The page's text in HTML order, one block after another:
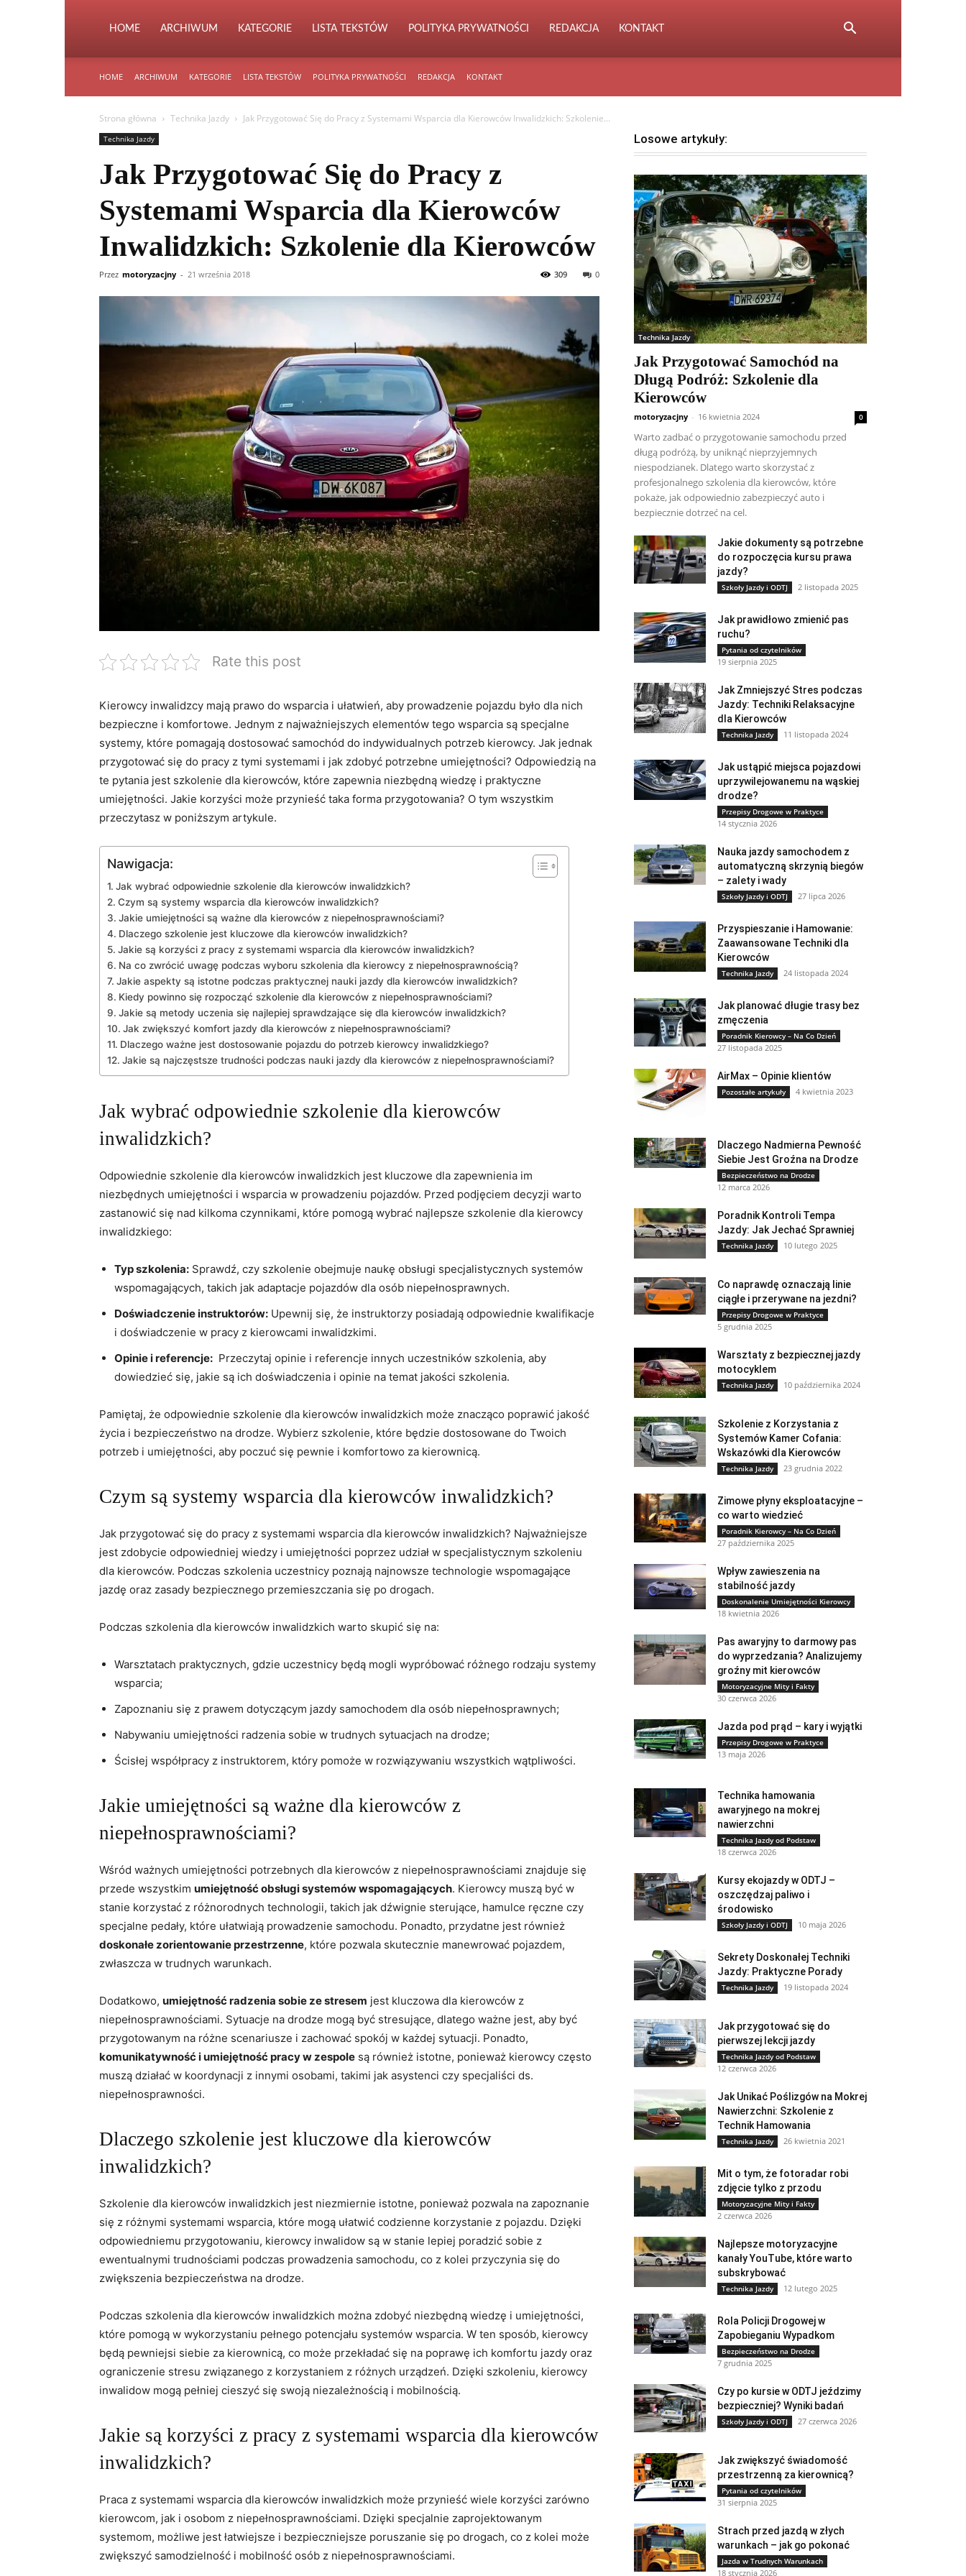
HOME ARCHIWUM KATEGORIE LISTA TEKSTÓW POLITYKA PRYWATNOŚCI REDAKCJA KONTAKT
HOME ARCHIWUM KATEGORIE LISTA TEKSTÓW POLITYKA PRYWATNOŚCI REDAKCJA KONTAKT
Strona główna Technika Jazdy Jak Przygotować Się do Pracy z Systemami Wsparcia dla Kierowców Inwalidzkich: Szkolenie...
Technika Jazdy
Jak Przygotować Się do Pracy z
Systemami Wsparcia dla Kierowców
Inwalidzkich: Szkolenie dla Kierowców
Przez motoryzacjny - 21 września 2018 0
309
Rate this post
Kierowcy inwalidzcy ⁤mają prawo do wsparcia i ułatwień, aby prowadzenie pojazdu było dla nich⁤
bezpieczne i komfortowe. Jednym z najważniejszych ​elementów tego wsparcia są specjalne
systemy, które ⁤pomagają dostosować samochód do indywidualnych ‍potrzeb kierowcy. Jak jednak
przygotować‍ się do pracy z tymi systemami i jak zdobyć potrzebne ⁤umiejętności? Odpowiedzią na
te ‍pytania ‌jest szkolenie ⁤dla kierowców, które zapewnia niezbędną ​wiedzę i praktyczne
‌umiejętności. Jakie korzyści może przynieść taka forma​ przygotowania?⁣ O tym wszystkim
przeczytasz w​ poniższym artykule.
Nawigacja:
Jak wybrać ‌odpowiednie szkolenie ​dla kierowców inwalidzkich?
Czym są systemy⁢ wsparcia dla kierowców inwalidzkich?
Jakie umiejętności są ważne dla kierowców z niepełnosprawnościami?
Dlaczego szkolenie jest kluczowe‌ dla kierowców inwalidzkich?
Jakie są korzyści z ​pracy z systemami wsparcia dla kierowców inwalidzkich?
Na ​co zwrócić uwagę podczas ⁤wyboru szkolenia dla kierowcy z niepełnosprawnością?
Jakie aspekty ⁤są istotne podczas ⁣praktycznej nauki jazdy​ dla kierowców inwalidzkich?
Kiedy powinno się ⁤rozpocząć szkolenie dla ⁤kierowców z ​niepełnosprawnościami?
Jakie są metody ⁤uczenia się najlepiej sprawdzające się dla kierowców inwalidzkich?
Jak zwiększyć komfort jazdy ​dla kierowców z‍ niepełnosprawnościami?
Dlaczego ważne jest dostosowanie‍ pojazdu do​ potrzeb kierowcy inwalidzkiego?
Jakie⁤ są najczęstsze trudności podczas nauki jazdy dla kierowców z niepełnosprawnościami?
Jak wybrać ‌odpowiednie szkolenie ​dla kierowców
inwalidzkich?
Odpowiednie ​szkolenie dla kierowców inwalidzkich jest kluczowe dla zapewnienia im
niezbędnych umiejętności i wsparcia ‍w prowadzeniu‌ pojazdów. Przed podjęciem decyzji warto
zastanowić się nad kilkoma ‍czynnikami,⁣ które pomogą⁤ wybrać najlepsze⁣ szkolenie dla kierowcy
inwalidzkiego:
Typ szkolenia: Sprawdź, ⁤czy szkolenie obejmuje ⁣naukę obsługi specjalistycznych systemów
wspomagających, takich jak adaptacje pojazdów‌ dla osób niepełnosprawnych.
Doświadczenie instruktorów: Upewnij się, że instruktorzy posiadają odpowiednie kwalifikacje
i doświadczenie w pracy⁣ z kierowcami inwalidzkimi.
Opinie i‍ referencje: ⁣ Przeczytaj opinie i referencje innych uczestników ⁤szkolenia, ⁣aby
⁢dowiedzieć się, jakie są ich doświadczenia i ⁢opinie na temat jakości szkolenia.
Pamiętaj, że odpowiednie szkolenie dla kierowców inwalidzkich może znacząco poprawić jakość
życia i ⁤bezpieczeństwo na drodze. Wybierz szkolenie, które będzie dostosowane do Twoich
potrzeb i ⁢umiejętności,⁢ aby ‍poczuć​ się pewnie i komfortowo za kierownicą.
Czym są systemy⁢ wsparcia dla kierowców inwalidzkich?
Jak przygotować się do pracy z systemami⁢ wsparcia dla kierowców inwalidzkich?‌ Najważniejsze
jest zdobycie ‍odpowiedniej wiedzy‌ i umiejętności poprzez udział w‍ specjalistycznym szkoleniu‍
dla kierowców. ⁣Podczas szkolenia uczestnicy ‍poznają najnowsze technologie ⁤wspomagające​
jazdę oraz zasady bezpiecznego przemieszczania się po drogach.
Podczas szkolenia dla kierowców inwalidzkich warto skupić się‍ na:
Warsztatach praktycznych, gdzie uczestnicy będą⁢ mogli wypróbować różnego rodzaju systemy
wsparcia;
Zapoznaniu się z prawem dotyczącym jazdy samochodem dla osób niepełnosprawnych;
Nabywaniu umiejętności radzenia sobie w⁤ trudnych sytuacjach na drodze;
Ścisłej współpracy ‌z instruktorem, który pomoże w rozwiązywaniu⁣ wszystkich wątpliwości.
Jakie umiejętności są ważne dla kierowców z
niepełnosprawnościami?
Wśród ważnych umiejętności potrzebnych ​dla kierowców z⁣ niepełnosprawnościami znajduje się
przede ‌wszystkim umiejętność obsługi systemów⁢ wspomagających. Kierowcy muszą być w
stanie korzystać z różnorodnych technologii, takich jak dźwignie⁣ sterujące, hamulce ⁣ręczne czy
specjalne pedały, ‍które ułatwiają prowadzenie samochodu. Ponadto, przydatne jest również
doskonałe zorientowanie ‌przestrzenne,‌ które pozwala skutecznie manewrować pojazdem,
zwłaszcza w trudnych warunkach.
Dodatkowo, umiejętność radzenia sobie ze stresem jest‍ kluczowa dla‌ kierowców z
niepełnosprawnościami. Sytuacje⁤ na drodze‍ mogą być stresujące, dlatego​ ważne jest, aby być
przygotowanym ⁤na różne scenariusze i ​zachować spokój w każdej⁤ sytuacji. Ponadto,
komunikatywność i umiejętność pracy w ​zespole są również⁤ istotne, ponieważ kierowcy często
muszą ⁣działać w koordynacji z⁢ innymi osobami, takimi jak⁢ asystenci czy specjaliści ds.
niepełnosprawności.
Dlaczego szkolenie jest kluczowe‌ dla kierowców
inwalidzkich?
Szkolenie dla kierowców inwalidzkich jest niezmiernie‍ istotne, ponieważ pozwala na zapoznanie
⁤się ⁢z różnymi systemami​ wsparcia,​ które mogą ułatwić codzienne korzystanie z pojazdu. Dzięki
odpowiedniemu przygotowaniu, kierowcy inwalidow są w stanie lepiej poradzić sobie z
ewentualnymi trudnościami podczas prowadzenia samochodu, co z kolei przyczynia się‌ do
zwiększenia bezpieczeństwa na⁣ drodze.
Podczas szkolenia dla kierowców inwalidzkich można zdobyć niezbędną wiedzę i umiejętności,
‍które ‍pomogą w wykorzystaniu pełnego potencjału‌ systemów wsparcia. W ten sposób,⁢ kierowcy
będą‌ pewniejsi siebie ⁣za kierownicą, ‍co może przekładać się na poprawę ich komfortu jazdy ​oraz
ograniczenie stresu związanego z korzystaniem z różnych urządzeń.‍ Dzięki ‌szkoleniu, ⁤kierowcy
inwalidow mogą pełniej cieszyć się swoją niezależnością i mobilnością.
Jakie są korzyści z ​pracy z systemami wsparcia dla kierowców
inwalidzkich?
Praca z systemami ​wsparcia dla kierowców ⁤inwalidzkich może przynieść wiele korzyści zarówno
kierowcom, jak i osobom z ‍niepełnosprawnościami. Dzięki‍ specjalnie‍ zaprojektowanym
systemom, możliwe jest łatwiejsze i bezpieczniejsze poruszanie ‍się po‌ drogach, co z kolei ⁢może⁤
zwiększyć samodzielność i mobilność​ osób⁢ z niepełnosprawnościami.
Losowe artykuły:
Technika Jazdy
Jak Przygotować Samochód na
Długą Podróż: Szkolenie dla
Kierowców
motoryzacjny - 16 kwietnia 2024 0
Warto zadbać o przygotowanie samochodu przed
długą podróżą, by uniknąć nieprzyjemnych
niespodzianek. Dlatego warto skorzystać z
profesjonalnego szkolenia dla kierowców, które
pokaże, jak odpowiednio zabezpieczyć auto i
bezpiecznie dotrzeć na cel.
Jakie dokumenty są potrzebne
do rozpoczęcia kursu prawa
jazdy?
Szkoły Jazdy i ODTJ 2 listopada 2025
Jak prawidłowo zmienić pas
ruchu?
Pytania od czytelników
19 sierpnia 2025
Jak Zmniejszyć Stres podczas
Jazdy: Techniki Relaksacyjne
dla Kierowców
Technika Jazdy 11 listopada 2024
Jak ustąpić miejsca pojazdowi
uprzywilejowanemu na wąskiej
drodze?
Przepisy Drogowe w Praktyce
14 stycznia 2026
Nauka jazdy samochodem z
automatyczną skrzynią biegów
– zalety i wady
Szkoły Jazdy i ODTJ 27 lipca 2026
Przyspieszanie i Hamowanie:
Zaawansowane Techniki dla
Kierowców
Technika Jazdy 24 listopada 2024
Jak planować długie trasy bez
zmęczenia
Poradnik Kierowcy – Na Co Dzień
27 listopada 2025
AirMax – Opinie klientów
Pozostałe artykuły 4 kwietnia 2023
Dlaczego Nadmierna Pewność
Siebie Jest Groźna na Drodze
Bezpieczeństwo na Drodze
12 marca 2026
Poradnik Kontroli Tempa
Jazdy: Jak Jechać Sprawniej
Technika Jazdy 10 lutego 2025
Co naprawdę oznaczają linie
ciągłe i przerywane na jezdni?
Przepisy Drogowe w Praktyce
5 grudnia 2025
Warsztaty z bezpiecznej jazdy
motocyklem
Technika Jazdy 10 października 2024
Szkolenie z Korzystania z
Systemów Kamer Cofania:
Wskazówki dla Kierowców
Technika Jazdy 23 grudnia 2022
Zimowe płyny eksploatacyjne –
co warto wiedzieć
Poradnik Kierowcy – Na Co Dzień
27 października 2025
Wpływ zawieszenia na
stabilność jazdy
Doskonalenie Umiejętności Kierowcy
18 kwietnia 2026
Pas awaryjny to darmowy pas
do wyprzedzania? Analizujemy
groźny mit kierowców
Motoryzacyjne Mity i Fakty
30 czerwca 2026
Jazda pod prąd – kary i wyjątki
Przepisy Drogowe w Praktyce
13 maja 2026
Technika hamowania
awaryjnego na mokrej
nawierzchni
Technika Jazdy od Podstaw
18 czerwca 2026
Kursy ekojazdy w ODTJ –
oszczędzaj paliwo i
środowisko
Szkoły Jazdy i ODTJ 10 maja 2026
Sekrety Doskonałej Techniki
Jazdy: Praktyczne Porady
Technika Jazdy 19 listopada 2024
Jak przygotować się do
pierwszej lekcji jazdy
Technika Jazdy od Podstaw
12 czerwca 2026
Jak Unikać Poślizgów na Mokrej
Nawierzchni: Szkolenie z
Technik Hamowania
Technika Jazdy 26 kwietnia 2021
Mit o tym, że fotoradar robi
zdjęcie tylko z przodu
Motoryzacyjne Mity i Fakty
2 czerwca 2026
Najlepsze motoryzacyjne
kanały YouTube, które warto
subskrybować
Technika Jazdy 12 lutego 2025
Rola Policji Drogowej w
Zapobieganiu Wypadkom
Bezpieczeństwo na Drodze
7 grudnia 2025
Czy po kursie w ODTJ jeździmy
bezpieczniej? Wyniki badań
Szkoły Jazdy i ODTJ 27 czerwca 2026
Jak zwiększyć świadomość
przestrzenną za kierownicą?
Pytania od czytelników
31 sierpnia 2025
Strach przed jazdą w złych
warunkach – jak go pokonać
Jazda w Trudnych Warunkach
18 stycznia 2026